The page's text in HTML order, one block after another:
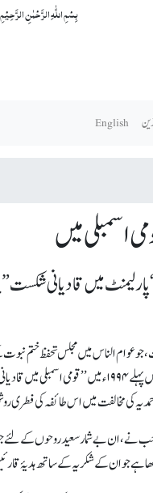
بِسۡمِ اللّٰہِ الرَّحۡمٰنِ الرَّحِیۡمِ
English
اسمبلی میں
میں قادیانی شکست”
کی مخالفت میں اس طائفہ کی فطری
نے، ان بے شمار سعید روحوں کے لئے
ہے جو ان کے شکریہ کے ساتھ ہدیۂ